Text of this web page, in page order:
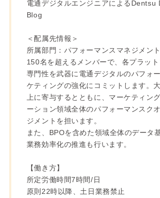
電通デジタルエンジニアによるDentsu
Blog
＜配属先情報＞
所属部門：パフォーマンスマネジメン
150名を超えるメンバーで、各プラッ
専門性を武器に電通デジタルのパフォ
ケティングの強化にコミットします。
上に寄与するとともに、マーケティン
ーション領域全体のパフォーマンスク
ジメントを担います。
また、BPOを含めた領域全体のデータ
業務効率化の推進も行います。
【働き方】
所定労働時間7時間/日
原則22時以降、土日業務禁止